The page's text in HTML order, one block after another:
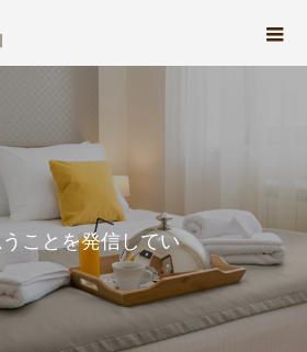
とを発信しています。